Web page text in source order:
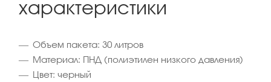
характеристики
Объем пакета: 30 литров
Материал: ПНД (полиэтилен низкого давления)
Цвет: черный